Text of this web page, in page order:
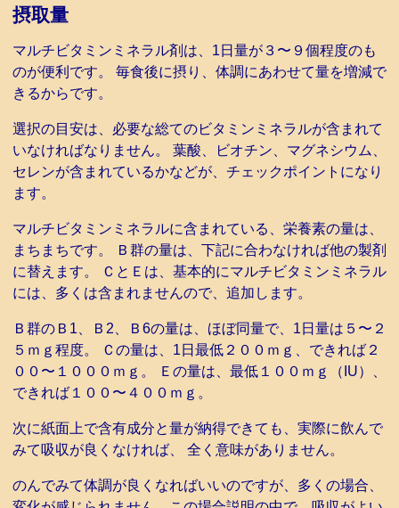
摂取量
マルチビタミンミネラル剤は、1日量が３〜９個程度のも
のが便利です。 毎食後に摂り、体調にあわせて量を増減で
きるからです。
選択の目安は、必要な総てのビタミンミネラルが含まれて
いなければなりません。 葉酸、ビオチン、マグネシウム、
セレンが含まれているかなどが、チェックポイントになり
ます。
マルチビタミンミネラルに含まれている、栄養素の量は、
まちまちです。 Ｂ群の量は、下記に合わなければ他の製剤
に替えます。 ＣとＥは、基本的にマルチビタミンミネラル
には、多くは含まれませんので、追加します。
Ｂ群のＢ1、Ｂ2、Ｂ6の量は、ほぼ同量で、1日量は５〜２
５ｍｇ程度。 Ｃの量は、1日最低２００ｍｇ、できれば２
００〜１０００ｍｇ。 Ｅの量は、最低１００ｍｇ（IU）、
できれば１００〜４００ｍｇ。
次に紙面上で含有成分と量が納得できても、実際に飲んで
みて吸収が良くなければ、 全く意味がありません。
のんでみて体調が良くなればいいのですが、多くの場合、